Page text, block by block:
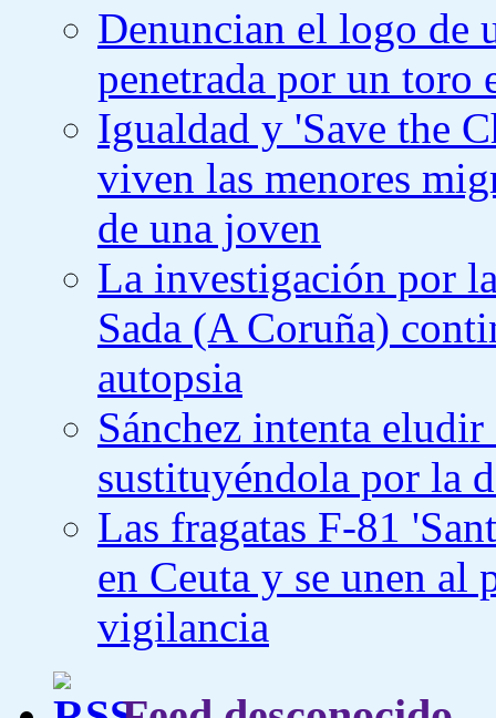
Denuncian el logo de
penetrada por un toro
Igualdad y 'Save the
viven las menores
de una joven
La investigación por
Sada (A Coruña)
autopsia
Sánchez intenta
sustituyéndola por la
Las fragatas F-81
en Ceuta y se unen al
vigilancia